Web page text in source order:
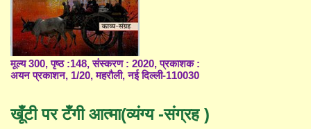
मूल्य 300, पृष्ठ :148, संस्करण : 2020, प्रकाशक :
अयन प्रकाशन, 1/20, महरौली, नई दिल्ली-110030
खूँटी पर टँगी आत्मा(व्यंग्य -संग्रह )